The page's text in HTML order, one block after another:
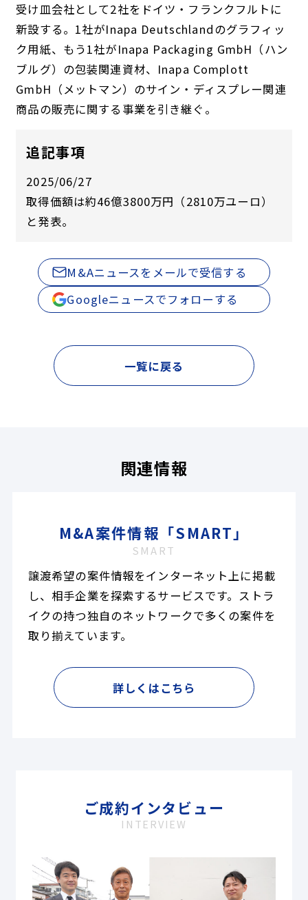
受け皿会社として2社をドイツ・フランクフルトに
新設する。1社がInapa Deutschlandのグラフィッ
ク用紙、もう1社がInapa Packaging GmbH（ハン
ブルグ）の包装関連資材、Inapa Complott
GmbH（メットマン）のサイン・ディスプレー関連
商品の販売に関する事業を引き継ぐ。
追記事項
2025/06/27
取得価額は約46億3800万円（2810万ユーロ）
と発表。
M&Aニュースをメールで受信する
Googleニュースでフォローする
一覧に戻る
関連情報
M&A案件情報「SMART」
SMART
譲渡希望の案件情報をインターネット上に掲載
し、相手企業を探索するサービスです。ストラ
イクの持つ独自のネットワークで多くの案件を
取り揃えています。
詳しくはこちら
ご成約インタビュー
INTERVIEW